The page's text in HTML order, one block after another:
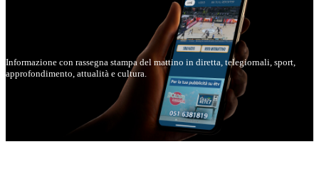
Montegranaro: presentato il cartellone 2026 – 2027 del Teatro La Perla –
Informazione con rassegna stampa del mattino in diretta, telegiornali, sport,
approfondimento, attualità e cultura.
Codice Etico e Politica editoriale